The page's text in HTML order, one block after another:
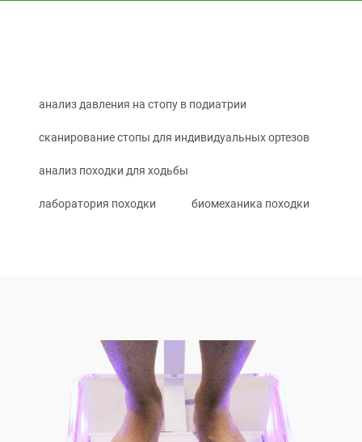
анализ давления на стопу в подиатрии
сканирование стопы для индивидуальных ортезов
анализ походки для ходьбы
лаборатория походки биомеханика походки